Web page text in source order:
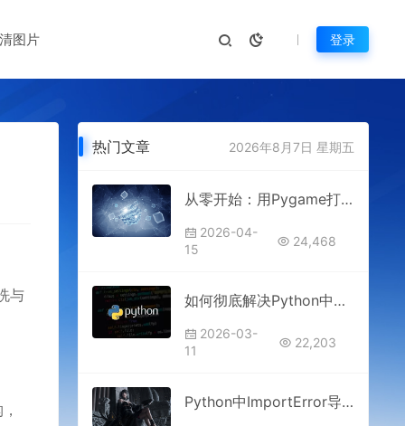
图片 登录
与
热门文章 2026年8月7日 星期五
从零开始：用Pygame打造你的第一款2D小游戏
2026-04-
15
24,468
如何彻底解决Python中的ModuleNotFoundError
2026-03-
11
22,203
Python中ImportError导入错误的常见原因